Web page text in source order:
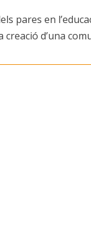
pares en
d’una